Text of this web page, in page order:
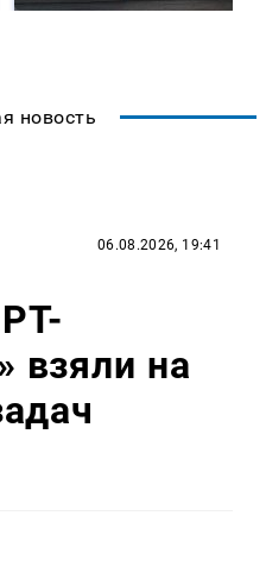
новость
06.08.2026, 19:41
взяли на